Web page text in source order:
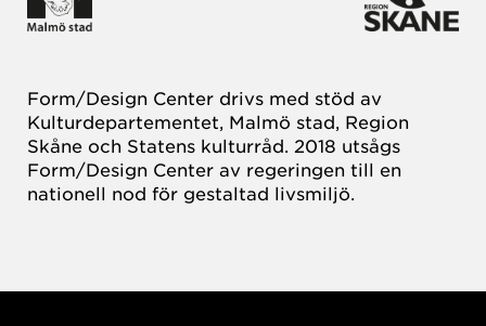
Form/Design Center drivs med stöd av
Kulturdepartementet, Malmö stad, Region
Skåne och Statens kulturråd. 2018 utsågs
Form/Design Center av regeringen till en
nationell nod för gestaltad livsmiljö.